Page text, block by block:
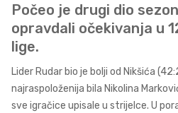
Počeo je drugi dio
opravdali očekivanja u
lige.
Lider Rudar bio je bolji od Nikšića
najraspoloženija bila Nikolina
sve igračice upisale u strijelce. U